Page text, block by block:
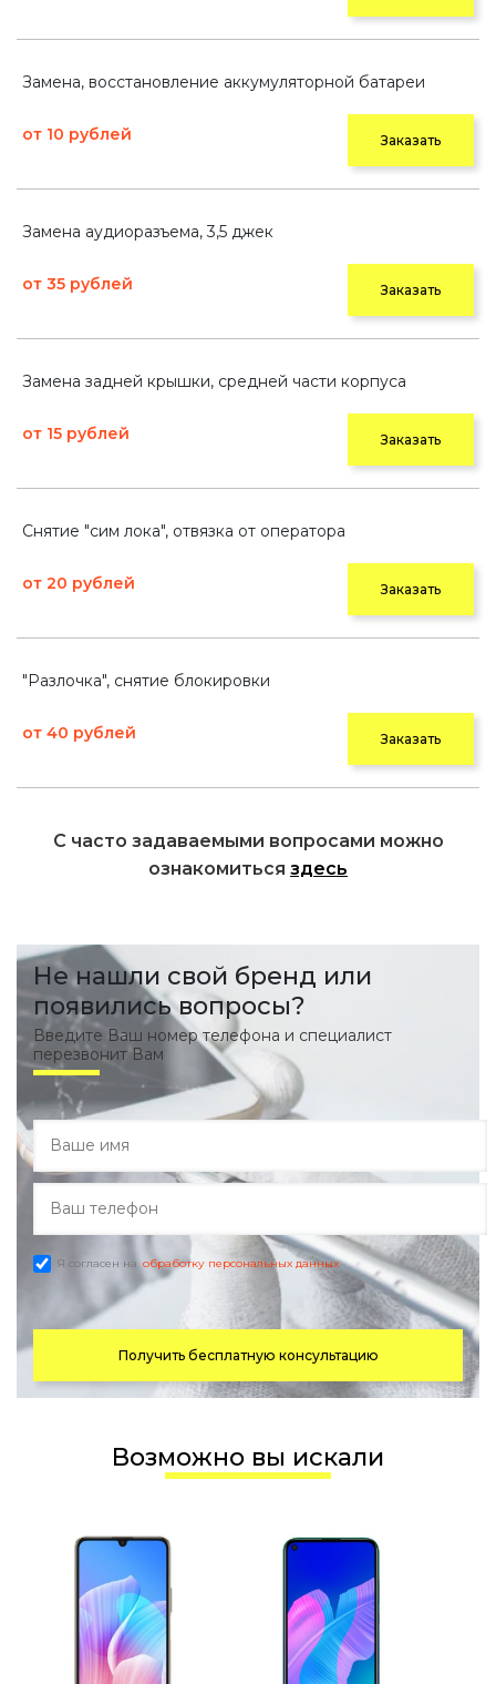
Замена, восстановление аккумуляторной батареи
от 10 рублей Заказать
Замена аудиоразъема, 3,5 джек
от 35 рублей Заказать
Замена задней крышки, средней части корпуса
от 15 рублей Заказать
Снятие "сим лока", отвязка от оператора
от 20 рублей Заказать
"Разлочка", снятие блокировки
от 40 рублей Заказать
С часто задаваемыми вопросами можно
ознакомиться здесь
Не нашли свой бренд или
появились вопросы?
Введите Ваш номер телефона и специалист
перезвонит Вам
Я согласен на обработку персональных данных
Получить бесплатную консультацию
Возможно вы искали